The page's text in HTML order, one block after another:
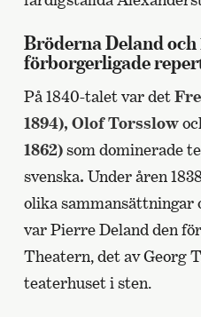
Bröderna Deland och
förborgerligade
På 1840-talet var det
1894), Olof Torsslow
1862)som dominerade
svenska. Under åren
olika sammansättningar
var Pierre Deland den
Theatern, det av Georg
teaterhuset i sten.